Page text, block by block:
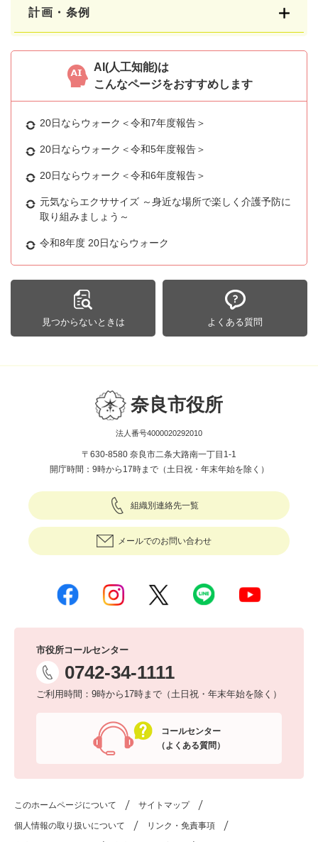
計画・条例
AI(人工知能)は
こんなページをおすすめします
20日ならウォーク＜令和7年度報告＞
20日ならウォーク＜令和5年度報告＞
20日ならウォーク＜令和6年度報告＞
元気ならエクササイズ ～身近な場所で楽しく介護予防に
取り組みましょう～
令和8年度 20日ならウォーク
見つからないときは よくある質問
奈良市役所
法人番号4000020292010
〒630-8580 奈良市二条大路南一丁目1-1
開庁時間：9時から17時まで（土日祝・年末年始を除く）
組織別連絡先一覧
メールでのお問い合わせ
市役所コールセンター
0742-34-1111
ご利用時間：9時から17時まで（土日祝・年末年始を除く）
コールセンター
（よくある質問）
このホームページについて サイトマップ
個人情報の取り扱いについて リンク・免責事項